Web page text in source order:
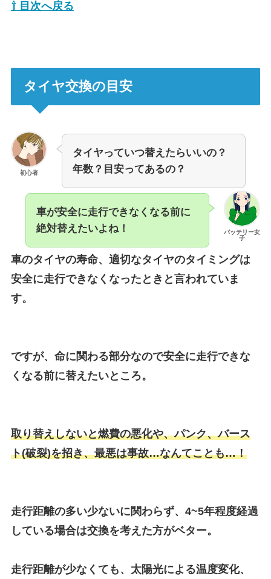
⇧ 目次へ戻る
タイヤ交換の目安
初心者
タイヤっていつ替えたらいいの？
年数？目安ってあるの？
バッテリー女
子
車が安全に走行できなくなる前に
絶対替えたいよね！
車のタイヤの寿命、適切なタイヤのタイミングは
安全に走行できなくなったときと言われていま
す。
ですが、命に関わる部分なので安全に走行できな
くなる前に替えたいところ。
取り替えしないと燃費の悪化や、パンク、バース
ト(破裂)を招き、最悪は事故…なんてことも…！
走行距離の多い少ないに関わらず、 4~5年程度経過
している場合は交換を考えた方がベター。
走行距離が少なくても、太陽光による温度変化、